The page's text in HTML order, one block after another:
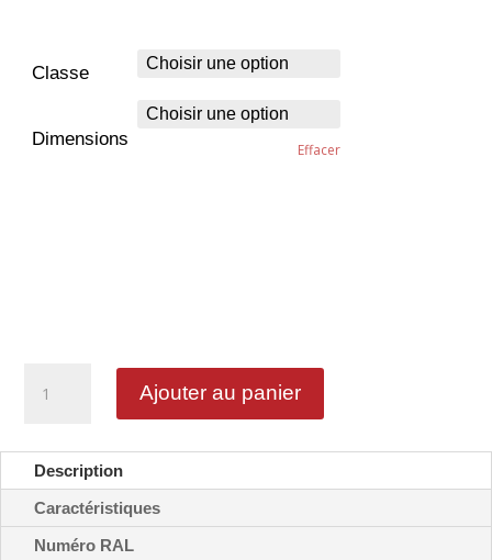
Classe
Dimensions
Effacer
de
sens
tout
droit
-
B21b
Ajouter au panier
Description
Caractéristiques
Numéro RAL